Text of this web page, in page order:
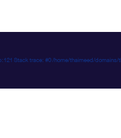
Stack trace: #0 /home/thaimeed/